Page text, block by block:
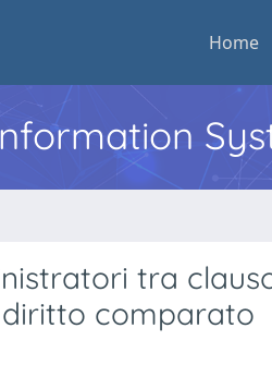
Home
tra
diritto comparato